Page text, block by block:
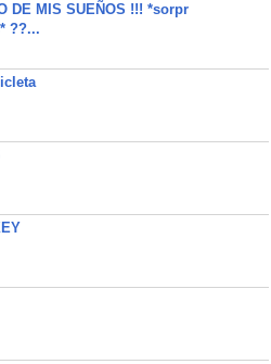
DE MIS SUEÑOS !!! *sorpr
??...